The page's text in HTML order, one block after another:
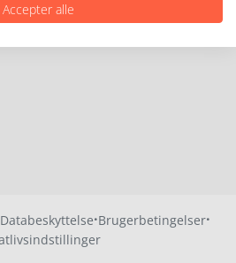
Databeskyttelse·Brugerbetingelser·
Accepter alle